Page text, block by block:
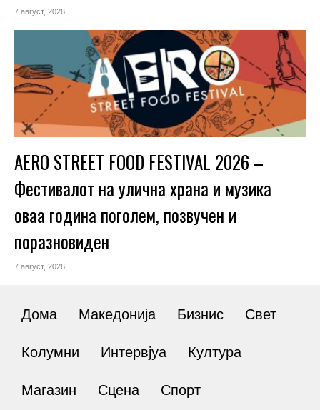
7 август, 2026
AERO STREET FOOD FESTIVAL 2026 –
Фестивалот на улична храна и музика
оваа година поголем, позвучен и
поразновиден
7 август, 2026
Дома Македонија Бизнис Свет
Колумни Интервјуа Култура
Магазин Сцена Спорт